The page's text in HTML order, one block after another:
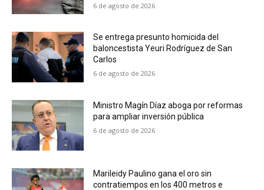
6 de agosto de 2026
Se entrega presunto homicida del
baloncestista Yeuri Rodríguez de San
Carlos
6 de agosto de 2026
Ministro Magín Díaz aboga por reformas
para ampliar inversión pública
6 de agosto de 2026
Marileidy Paulino gana el oro sin
contratiempos en los 400 metros e